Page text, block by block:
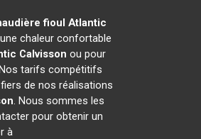
fioul Atlantic
chaleur confortable
Calvisson ou pour
tarifs compétitifs
de nos réalisations
. Nous sommes les
pour obtenir un
à